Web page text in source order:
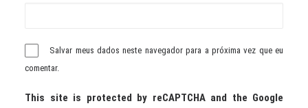
Salvar meus dados neste navegador para a próxima vez que eu
comentar.
This site is protected by reCAPTCHA and the Google